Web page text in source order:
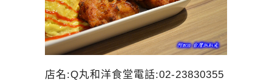
店名:Q丸和洋食堂電話:02-23830355